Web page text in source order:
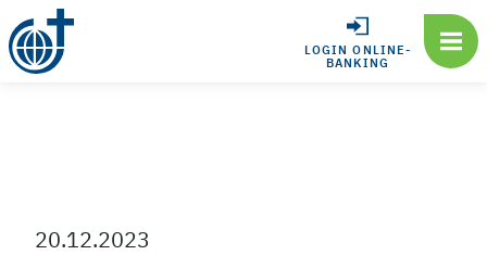
LOGIN ONLINE-
BANKING
20.12.2023